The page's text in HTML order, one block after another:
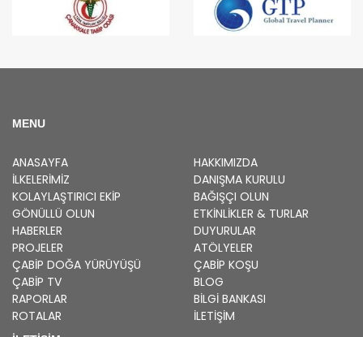
MENU
ANASAYFA
HAKKIMIZDA
İLKELERIMIZ
DANIŞMA KURULU
KOLAYLAŞTIRICI EKIP
BAĞIŞÇI OLUN
GÖNÜLLÜ OLUN
ETKINLIKLER & TURLAR
HABERLER
DUYURULAR
PROJELER
ATÖLYELER
ÇABİP DOĞA YÜRÜYÜŞÜ ÇABİP KOŞU
ÇABİP TV
BLOG
RAPORLAR
BILGI BANKASI
ROTALAR
İLETİŞİM